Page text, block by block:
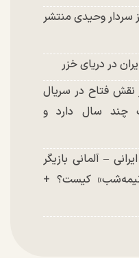
سردار وحیدی منتشر
در دریای خزر
نقش فتاح در سریال
چند سال دارد و
– آلمانی بازیگر
کیست؟ +